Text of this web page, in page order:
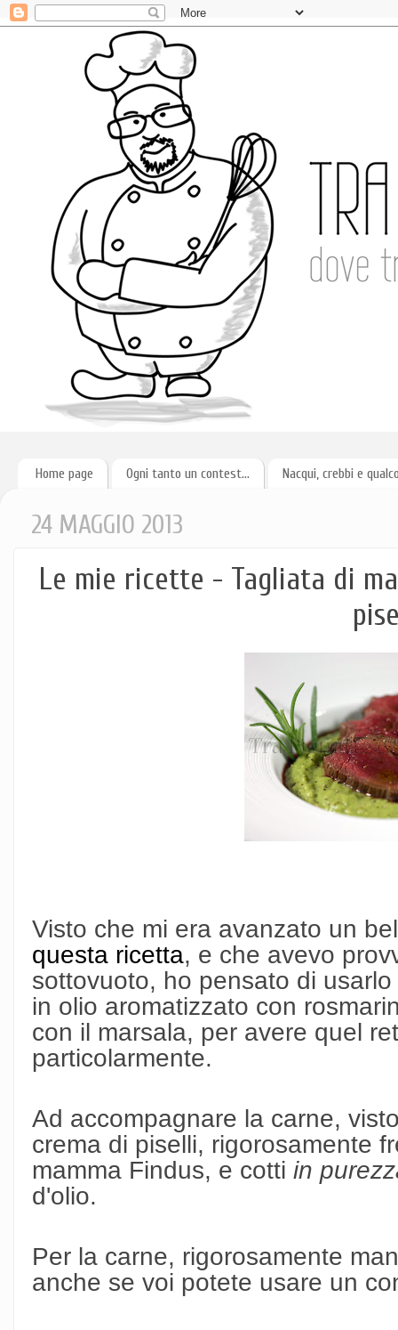
Home page Ogni tanto un contest... Nacqui, crebbi e
24 MAGGIO 2013
Le mie ricette - Tagliata di
Visto che mi era avanzato un
questa ricetta, e che avevo
sottovuoto, ho pensato di
in olio aromatizzato con
con il marsala, per avere quel
particolarmente.
Ad accompagnare la carne,
crema di piselli, rigorosamente
mamma Findus, e cotti in
d'olio.
Per la carne, rigorosamente
anche se voi potete usare un